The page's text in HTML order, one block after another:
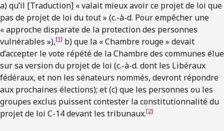
a) qu’il [Traduction] « valait mieux avoir ce projet de loi que
pas de projet de loi du tout » (c.-à-d. Pour empêcher une
« approche disparate de la protection des personnes
vulnérables »),[1] b) que la « Chambre rouge » devait
d’accepter le vote répété de la Chambre des communes élue
sur sa version du projet de loi (c.-à-d. dont les Libéraux
fédéraux, et non les sénateurs nommés, devront répondre
aux prochaines élections); et (c) que les personnes ou les
groupes exclus puissent contester la constitutionnalité du
projet de loi C-14 devant les tribunaux.[2]